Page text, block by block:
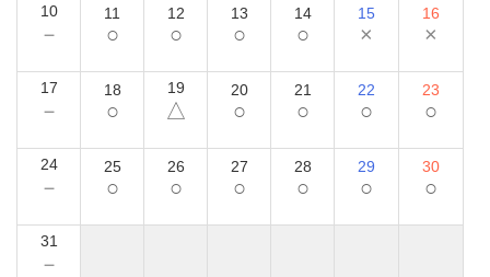
10
－
11
○
12
○
13
○
14
○
15
×
16
×
17
－
18
○
19
△
20
○
21
○
22
○
23
○
24
－
25
○
26
○
27
○
28
○
29
○
30
○
31
－